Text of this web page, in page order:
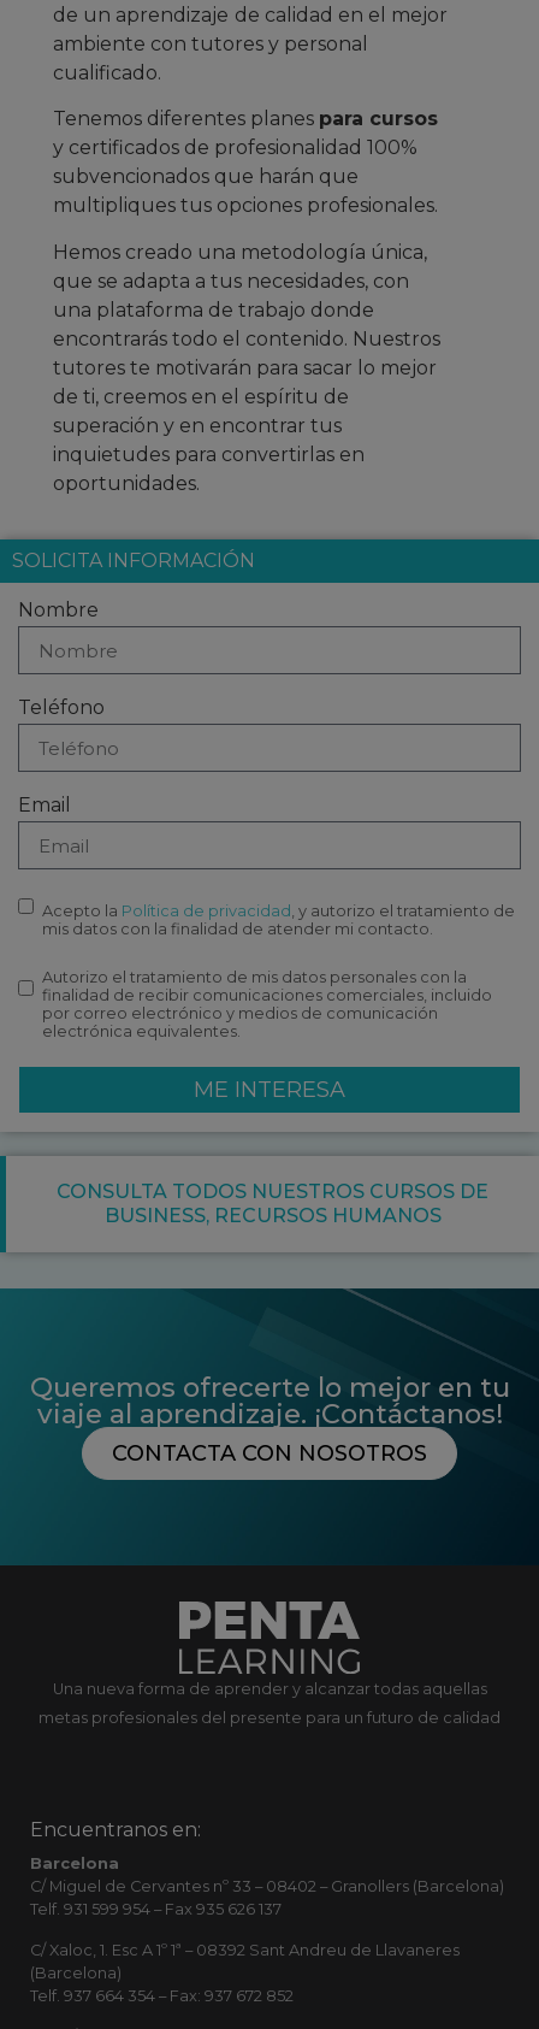
de un aprendizaje de calidad en el mejor
ambiente con tutores y personal
cualificado.
Tenemos diferentes planes para cursos
y certificados de profesionalidad 100%
subvencionados que harán que
multipliques tus opciones profesionales.
Hemos creado una metodología única,
que se adapta a tus necesidades, con
una plataforma de trabajo donde
encontrarás todo el contenido. Nuestros
tutores te motivarán para sacar lo mejor
de ti, creemos en el espíritu de
superación y en encontrar tus
inquietudes para convertirlas en
oportunidades.
SOLICITA INFORMACIÓN
Nombre
Teléfono
Email
Acepto la Política de privacidad , y autorizo el tratamiento de
mis datos con la finalidad de atender mi contacto.
Autorizo el tratamiento de mis datos personales con la
finalidad de recibir comunicaciones comerciales, incluido
por correo electrónico y medios de comunicación
electrónica equivalentes.
ME INTERESA
CONSULTA TODOS NUESTROS CURSOS DE
BUSINESS, RECURSOS HUMANOS
Queremos ofrecerte lo mejor en tu
viaje al aprendizaje. ¡Contáctanos!
CONTACTA CON NOSOTROS
Una nueva forma de aprender y alcanzar todas aquellas
metas profesionales del presente para un futuro de calidad
Encuentranos en:
Barcelona
C/ Miguel de Cervantes nº 33 – 08402 – Granollers (Barcelona)
Telf. 931 599 954 – Fax 935 626 137
C/ Xaloc, 1. Esc A 1º 1ª – 08392 Sant Andreu de Llavaneres
(Barcelona)
Telf. 937 664 354 – Fax: 937 672 852